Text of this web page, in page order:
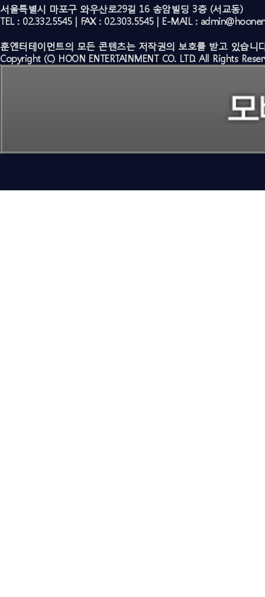
서울특별시 마포구 와우산로29길 16 송암빌딩 3층 (서교동)
TEL : 02.332.5545 | FAX : 02.303.5545 | E-MAIL :
훈엔터테이먼트의 모든 콘텐츠는 저작권의 보호를 받고 있습니
Copyright (C) HOON ENTERTAINMENT CO. LTD. All Rights